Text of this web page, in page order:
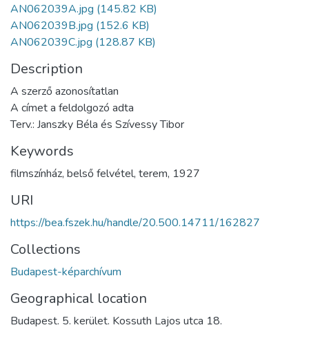
AN062039A.jpg (145.82 KB)
AN062039B.jpg (152.6 KB)
AN062039C.jpg (128.87 KB)
Description
A szerző azonosítatlan
A címet a feldolgozó adta
Terv.: Janszky Béla és Szívessy Tibor
Keywords
filmszínház, belső felvétel, terem, 1927
URI
https://bea.fszek.hu/handle/20.500.14711/162827
Collections
Budapest-képarchívum
Geographical location
Budapest. 5. kerület. Kossuth Lajos utca 18.